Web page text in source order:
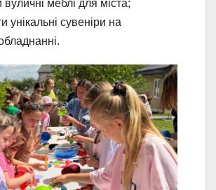
меблі для міста;
унікальні сувеніри на